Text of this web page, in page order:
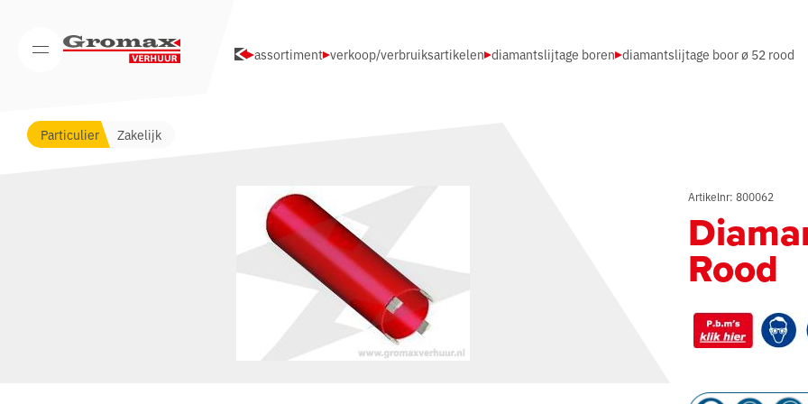
Open/Sluit mobiel menu
Particulier Zakelijk
assortiment verkoop/verbruiksartikelen diamantslijtage boren diamantslijtage boor ø 52 rood
Artikelnr: 800062
Rood